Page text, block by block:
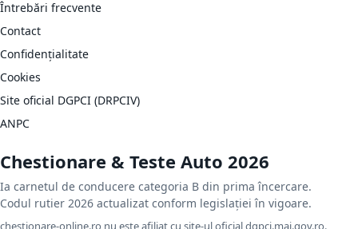
Întrebări frecvente
Contact
Confidențialitate
Cookies
Site oficial DGPCI (DRPCIV)
ANPC
Chestionare & Teste Auto 2026
Ia carnetul de conducere categoria B din prima încercare.
Codul rutier 2026 actualizat conform legislației în vigoare.
chestionare-online.ro nu este afiliat cu site-ul oficial dgpci.mai.gov.ro.